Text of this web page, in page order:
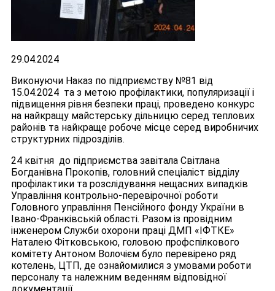
29.04.2024
Виконуючи Наказ по підприємству №81 від
15.04.2024 та з метою профілактики, популяризації і
підвищення рівня безпеки праці, проведено конкурс
на найкращу майстерську дільницю серед теплових
районів та найкраще робоче місце серед виробничих
структурних підрозділів.
24 квітня до підприємства завітала Світлана
Богданівна Прокопів, головний спеціаліст відділу
профілактики та розслідування нещасних випадків
Управління контрольно-перевірочної роботи
Головного управління Пенсійного фонду України в
Івано-Франківській області. Разом із провідним
інженером Служби охорони праці ДМП «ІФТКЕ»
Наталею Фітковською, головою профспілкового
комітету Антоном Волочієм було перевірено ряд
котелень, ЦТП, де ознайомилися з умовами роботи
персоналу та належним веденням відповідної